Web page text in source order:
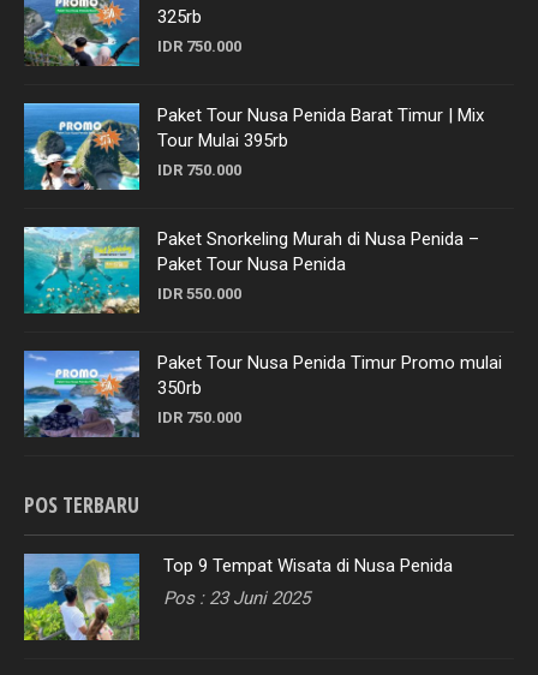
325rb
IDR 750.000
Paket Tour Nusa Penida Barat Timur | Mix
Tour Mulai 395rb
IDR 750.000
Paket Snorkeling Murah di Nusa Penida –
Paket Tour Nusa Penida
IDR 550.000
Paket Tour Nusa Penida Timur Promo mulai
350rb
IDR 750.000
POS TERBARU
Top 9 Tempat Wisata di Nusa Penida
Pos : 23 Juni 2025